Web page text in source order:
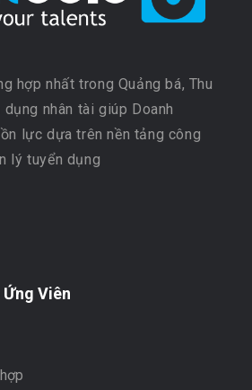
hợp nhất trong Quảng bá, Thu
nhân tài giúp Doanh
lực dựa trên nền tảng công
lý tuyển dụng
Ứng Viên